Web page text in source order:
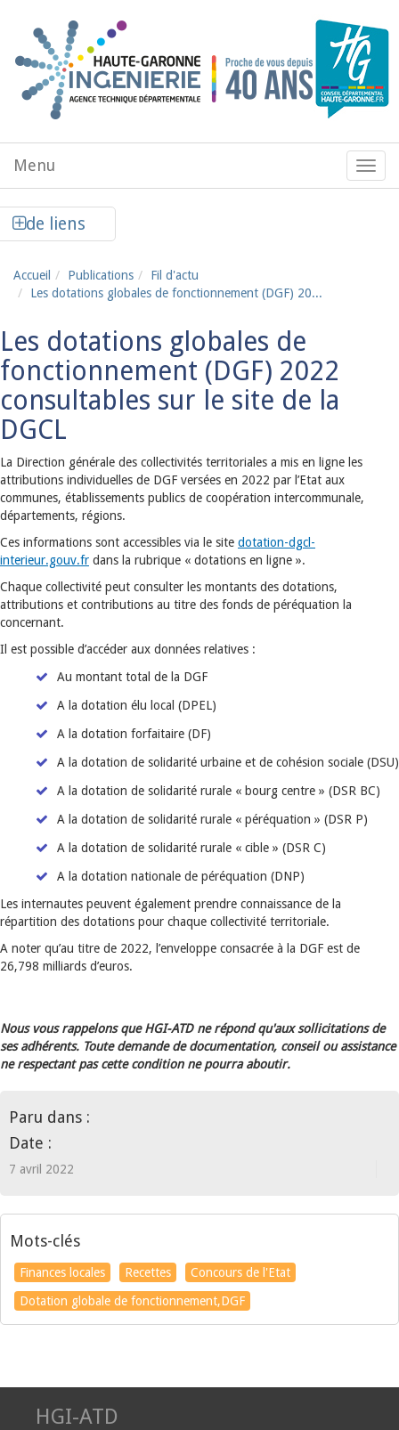
Menu
de
Menu
de liens
Accueil Publications
Fil d'actu
Les dotations globales de fonctionnement (DGF) 20...
Les dotations globales de
fonctionnement (DGF) 2022
consultables sur le site de la
DGCL
La Direction générale des collectivités territoriales a mis en ligne les
attributions individuelles de DGF versées en 2022 par l’Etat aux
communes, établissements publics de coopération intercommunale,
départements, régions.
Ces informations sont accessibles via le site dotation-dgcl-
interieur.gouv.fr dans la rubrique « dotations en ligne ».
Chaque collectivité peut consulter les montants des dotations,
attributions et contributions au titre des fonds de péréquation la
concernant.
Il est possible d’accéder aux données relatives :
Au montant total de la DGF
A la dotation élu local (DPEL)
A la dotation forfaitaire (DF)
A la dotation de solidarité urbaine et de cohésion sociale (DSU)
A la dotation de solidarité rurale « bourg centre » (DSR BC)
A la dotation de solidarité rurale « péréquation » (DSR P)
A la dotation de solidarité rurale « cible » (DSR C)
A la dotation nationale de péréquation (DNP)
Les internautes peuvent également prendre connaissance de la
répartition des dotations pour chaque collectivité territoriale.
A noter qu’au titre de 2022, l’enveloppe consacrée à la DGF est de
26,798 milliards d’euros.
Nous vous rappelons que HGI-ATD ne répond qu'aux sollicitations de
ses adhérents. Toute demande de documentation, conseil ou assistance
ne respectant pas cette condition ne pourra aboutir.
Paru dans :
Date :
7 avril 2022
Mots-clés
Finances locales Recettes
Concours de l'Etat
Dotation globale de fonctionnement,DGF
HGI-ATD